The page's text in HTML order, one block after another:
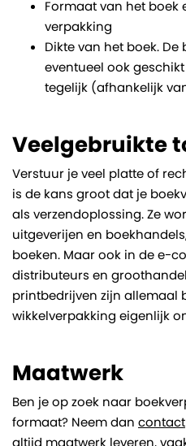
Formaat van het
verpakking
Dikte van het boek.
eventueel ook
tegelijk (afhankelijk
Veelgebruikte
Verstuur je veel platte of
is de kans groot dat je
als verzendoplossing. Ze
uitgeverijen en
boeken. Maar ook in de e-
distributeurs en
printbedrijven zijn allemaal
wikkelverpakking eigenlijk
Maatwerk
Ben je op zoek naar
formaat? Neem dan contact
altijd maatwerk leveren,